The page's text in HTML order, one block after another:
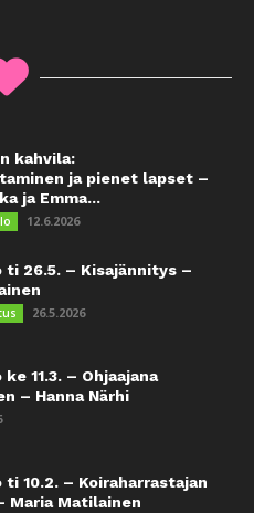
kahvila:
ja pienet lapset –
ja Emma...
12.6.2026
26.5. – Kisajännitys –
26.5.2026
11.3. – Ohjaajana
– Hanna Närhi
10.2. – Koiraharrastajan
Maria Matilainen